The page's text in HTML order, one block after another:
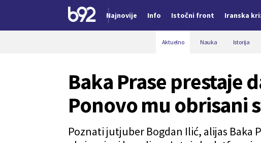
Najnovije Info Istočni front Iranska
Aktuelno Nauka Istorija
Baka Prase prestaje
Ponovo mu obrisani
Poznati jutjuber Bogdan Ilić, alijas Baka